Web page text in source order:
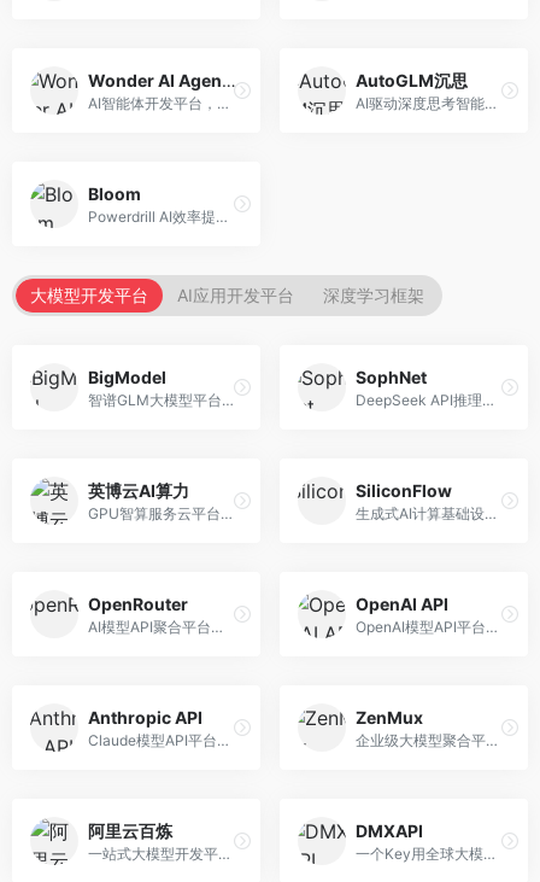
Wonder AI Agents
AI智能体开发平台，专注于低代码智能体创建。面向开发者，提供可视化开发、模板库、部署服务等功能，开发门槛低。
AutoGLM沉思
AI驱动深度思考智能体，专注于复杂推理任务。面向高级用户，提供深度分析、逻辑推理、决策支持等服务，推理能力强。
Bloom
Powerdrill AI效率提升平台，专注于企业智能化。面向企业用户，提供智能体创建、流程自动化、数据分析等服务，企业效率提升显著。
大模型开发平台 AI应用开发平台 深度学习框架
BigModel
智谱GLM大模型平台，提供API调用与模型服务。面向开发者和企业用户，提供GLM系列模型API、微调服务、应用开发工具等，开源生态完善。
SophNet
DeepSeek API推理平台，专注于DeepSeek模型服务。面向开发者，提供DeepSeek模型API、高性能推理、低成本服务，推理效率高。
英博云AI算力
GPU智算服务云平台，专注于AI算力租赁。面向AI研究者和企业，提供GPU租赁、模型训练、推理服务等，算力资源丰富。
SiliconFlow
生成式AI计算基础设施平台，专注于模型推理服务。面向开发者和企业，提供多模型API、高性能推理、成本优化等服务，推理性价比高。
OpenRouter
AI模型API聚合平台，整合多种主流大模型。面向开发者，提供统一API接口、模型对比、成本优化等服务，模型选择灵活。
OpenAI API
OpenAI模型API平台，提供GPT系列模型服务。面向开发者，提供模型API、微调服务、Assistants API等，是AI开发领域的基础设施。
Anthropic API
Claude模型API平台，专注于安全可靠的AI服务。面向开发者，提供Claude系列模型API、安全特性、企业级服务等，API质量高。
ZenMux
企业级大模型聚合平台，专注于企业AI服务。面向企业用户，提供多模型管理、安全合规、成本优化等服务，企业级功能完善。
阿里云百炼
一站式大模型开发平台，深度整合阿里云服务。面向企业开发者和AI团队，提供模型训练、微调、部署、应用开发等全流程服务，企业级功能完善。
DMXAPI
一个Key用全球大模型的聚合平台。面向开发者，提供多模型统一API、简化接入、成本控制等服务，接入便捷。